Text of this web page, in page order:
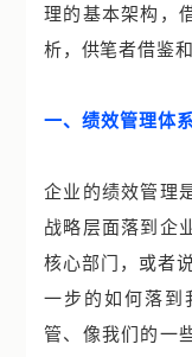
智帮智库
联系我们
理的基本架构，
析，供笔者借鉴和
一、绩效管理体
企业的绩效管理
战略层面落到企
核心部门，或者
一步的如何落到
管、像我们的一